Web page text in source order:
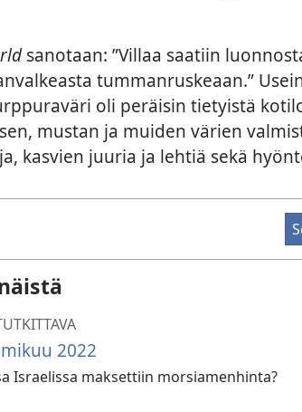
sanotaan: ”Villaa saatiin
tummanruskeaan.”
oli peräisin tietyistä
mustan ja muiden värien
kasvien juuria ja lehtiä sekä
2022
Israelissa maksettiin morsiamenhinta?